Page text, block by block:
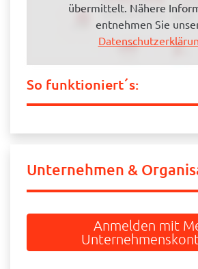
übermittelt. Nähere
entnehmen Sie
So funktioniert´s:
Unternehmen &
Anmelden mit